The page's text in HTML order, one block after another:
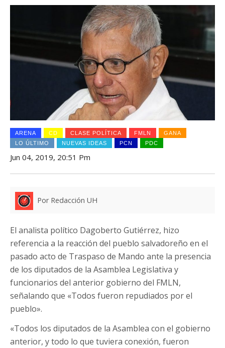
ARENA CD CLASE POLÍTICA FMLN
GANA
LO ÚLTIMO
NUEVAS IDEAS PCN PDC
Jun 04, 2019, 20:51 Pm
Por Redacción UH
El analista político Dagoberto Gutiérrez, hizo
referencia a la reacción del pueblo salvadoreño en el
pasado acto de Traspaso de Mando ante la presencia
de los diputados de la Asamblea Legislativa y
funcionarios del anterior gobierno del FMLN,
señalando que «Todos fueron repudiados por el
pueblo».
«Todos los diputados de la Asamblea con el gobierno
anterior, y todo lo que tuviera conexión, fueron